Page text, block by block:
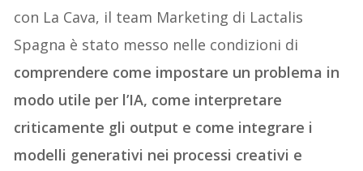
con La Cava, il team Marketing di Lactalis
Spagna è stato messo nelle condizioni di
comprendere come impostare un problema in
modo utile per l’IA, come interpretare
criticamente gli output e come integrare i
modelli generativi nei processi creativi e